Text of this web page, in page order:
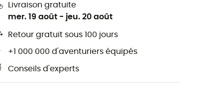
Livraison gratuite
mer. 19 août - jeu. 20 août
Retour gratuit sous 100 jours
+1 000 000 d'aventuriers équipés
Conseils d'experts